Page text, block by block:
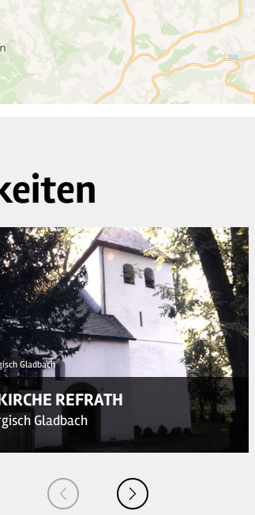
2
Gladbach
REFRATH
Gladbach